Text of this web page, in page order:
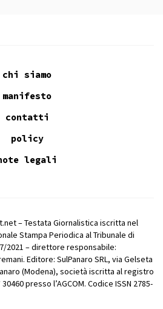
chi siamo
manifesto
contatti
policy
legali
– Testata Giornalistica iscritta nel
Stampa Periodica al Tribunale di
2021 – direttore responsabile:
Editore: SulPanaro SRL, via Gelseta
(Modena), società iscritta al registro
presso l’AGCOM. Codice ISSN 2785-